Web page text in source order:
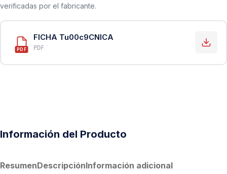
verificadas por el fabricante.
PDF
FICHA Tu00c9CNICA
PDF
Información del Producto
ResumenDescripciónInformación adicional